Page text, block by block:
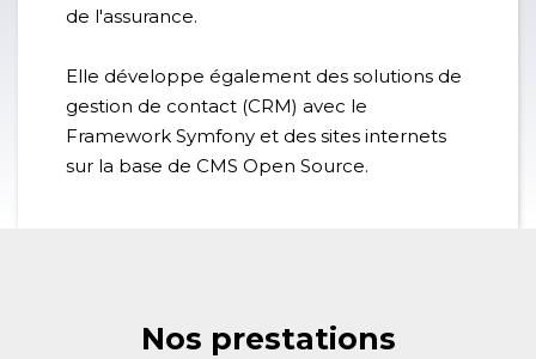
de l'assurance.
Elle développe également des solutions de
gestion de contact (CRM) avec le
Framework Symfony et des sites internets
sur la base de CMS Open Source.
Nos prestations